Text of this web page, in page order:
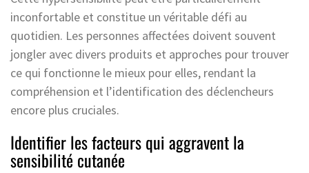
inconfortable et constitue un véritable défi au
quotidien. Les personnes affectées doivent souvent
jongler avec divers produits et approches pour trouver
ce qui fonctionne le mieux pour elles, rendant la
compréhension et l’identification des déclencheurs
encore plus cruciales.
Identifier les facteurs qui aggravent la
sensibilité cutanée